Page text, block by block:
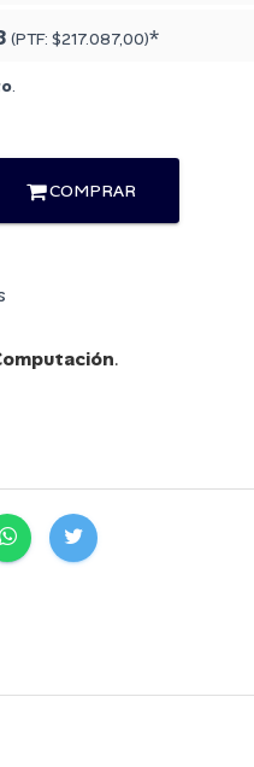
(PTF: $217.087,00)*
COMPRAR
.